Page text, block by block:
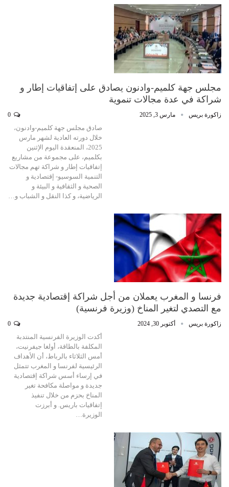
مجلس جهة كلميم-وادنون يصادق على إتفاقيات إطار و
شراكة في عدة مجالات تنموية
زاكورة بريس مارس 3, 2025
صادق مجلس جهة كلميم-وادنون،
خلال دورته العادية لشهر مارس
2025، المنعقدة اليوم الإثنين
بكلميم، على مجموعة من مشاريع
إتفاقيات إطار و شراكة تهم مجالات
التنمية السوسيو- إقتصادية و
الصحية و الثقافية و البيئة و
الرياضية، و كذا النقل و الشباب و…
فرنسا و المغرب يعملان من أجل شراكة إقتصادية جديدة
مع التصدي لتغير المناخ (وزيرة فرنسية)
زاكورة بريس أكتوبر 30, 2024
أكدت الوزيرة الفرنسية المنتدبة
المكلفة بالطاقة، أولغا جيفرنيت،
أمس الثلاثاء بالرباط، أن الأهداف
الرئيسية لفرنسا و المغرب تتمثل
في إرساء أسس شراكة إقتصادية
جديدة و مواصلة مكافحة تغير
المناخ بحزم من خلال تنفيذ
إتفاقيات باريس. و أبرزت
الوزيرة…